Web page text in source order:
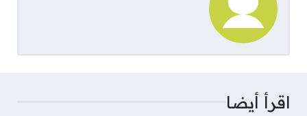
اقرأ أيضا